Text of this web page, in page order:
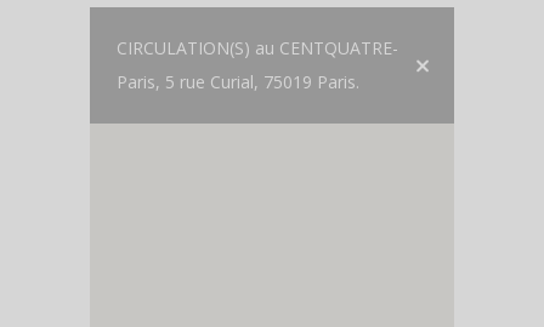
CIRCULATION(S) au CENTQUATRE-
Paris, 5 rue Curial, 75019 Paris.